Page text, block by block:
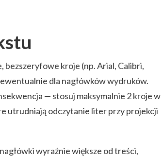
kroje (np. Arial, Calibri,
dla nagłówków wydruków.
— stosuj maksymalnie 2 kroje w
utrudniają odczytanie liter przy projekcji
wyraźnie większe od treści,